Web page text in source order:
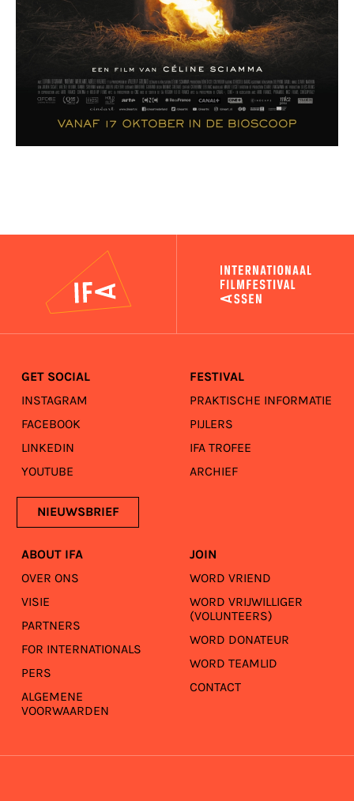
GET SOCIAL
INSTAGRAM
FACEBOOK
LINKEDIN
YOUTUBE
NIEUWSBRIEF
FESTIVAL
PRAKTISCHE INFORMATIE
PIJLERS
IFA TROFEE
ARCHIEF
ABOUT IFA
OVER ONS
VISIE
PARTNERS
FOR INTERNATIONALS
PERS
ALGEMENE
VOORWAARDEN
JOIN
WORD VRIEND
WORD VRIJWILLIGER
(VOLUNTEERS)
WORD DONATEUR
WORD TEAMLID
CONTACT